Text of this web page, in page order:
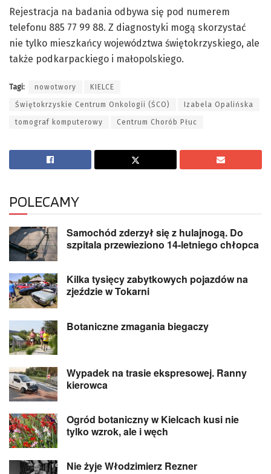
Rejestracja na badania odbywa się pod numerem
telefonu 885 77 99 88. Z diagnostyki mogą skorzystać
nie tylko mieszkańcy województwa świętokrzyskiego, ale
także podkarpackiego i małopolskiego.
Tagi: nowotwory KIELCE
Świętokrzyskie Centrum Onkologii (ŚCO) Izabela Opalińska
tomograf komputerowy Centrum Chorób Płuc
POLECAMY
Samochód zderzył się z hulajnogą. Do
szpitala przewieziono 14-letniego chłopca
Kilka tysięcy zabytkowych pojazdów na
zjeździe w Tokarni
Botaniczne zmagania biegaczy
Wypadek na trasie ekspresowej. Ranny
kierowca
Ogród botaniczny w Kielcach kusi nie
tylko wzrok, ale i węch
Nie żyje Włodzimierz Rezner